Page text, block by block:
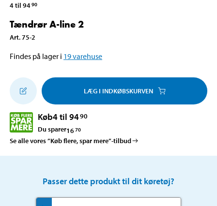
4 til 9490
Tændrør A-line 2
Art.75-2
Findes på lager i 19varehuse
LÆG I INDKØBSKURVEN
Køb4 til 9490
Du sparer16 70
Se alle vores ”Køb flere, spar mere”-tilbud
Passer dette produkt til dit køretøj?